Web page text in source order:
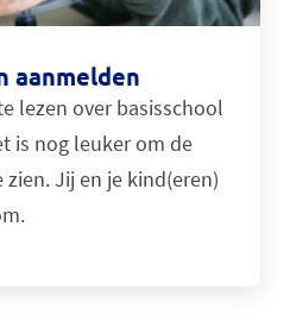
aanmelden
lezen over basisschool
is nog leuker om de
Jij en je kind(eren)